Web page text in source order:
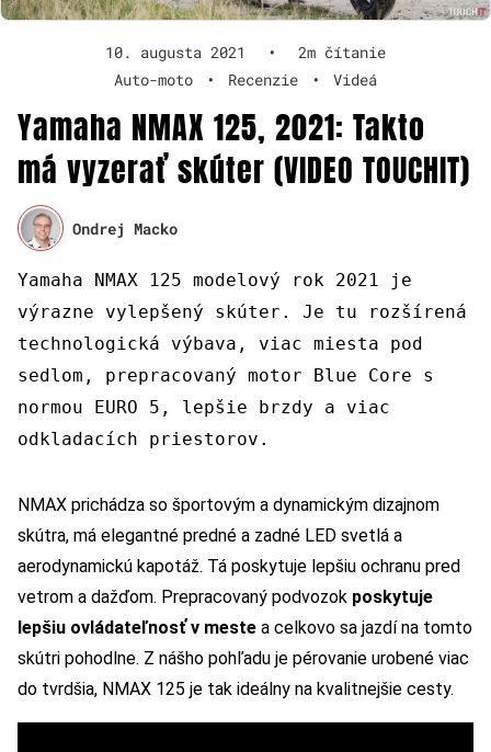
10. augusta 2021 •
2m čítanie
Auto-moto
• Recenzie • Videá
Yamaha NMAX 125, 2021: Takto
má vyzerať skúter (VIDEO TOUCHIT)
Ondrej Macko
Yamaha NMAX 125 modelový rok 2021 je
výrazne vylepšený skúter. Je tu rozšírená
technologická výbava, viac miesta pod
sedlom, prepracovaný motor Blue Core s
normou EURO 5, lepšie brzdy a viac
odkladacích priestorov.
NMAX prichádza so športovým a dynamickým dizajnom
skútra, má elegantné predné a zadné LED svetlá a
aerodynamickú kapotáž. Tá poskytuje lepšiu ochranu pred
vetrom a dažďom. Prepracovaný podvozok poskytuje
lepšiu ovládateľnosť v meste a celkovo sa jazdí na tomto
skútri pohodlne. Z nášho pohľadu je pérovanie urobené viac
do tvrdšia, NMAX 125 je tak ideálny na kvalitnejšie cesty.